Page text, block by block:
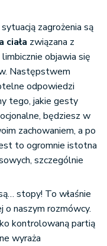
zagrożenia są
ciała związana z
limbicznie objawia się
Następstwem
odpowiedzi
tego, jakie gesty
będziesz w
zachowaniem, a po
to ogromnie istotna
szczególnie
stopy! To właśnie
o naszym rozmówcy.
kontrolowaną partią
wyraża